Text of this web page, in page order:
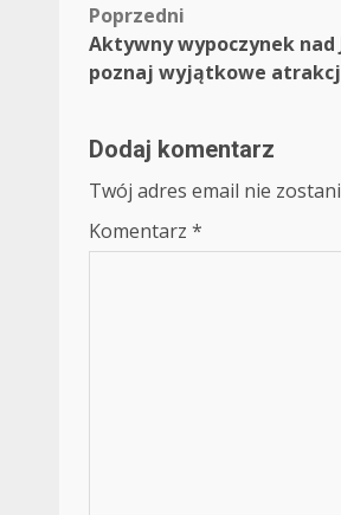
Zobacz
wpisy
Poprzedni
Aktywny wypoczynek nad
poznaj wyjątkowe
Dodaj komentarz
Twój adres email nie
Komentarz *